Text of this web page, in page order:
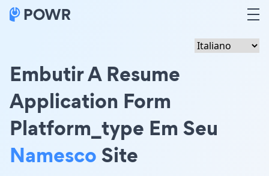
Embutir A Resume
Application Form
Platform_type Em Seu
NamescoSite